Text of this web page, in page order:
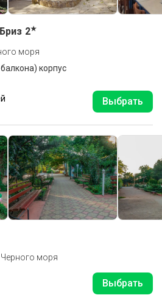
2★
моря
корпус
Выбрать
Черного моря
Выбрать